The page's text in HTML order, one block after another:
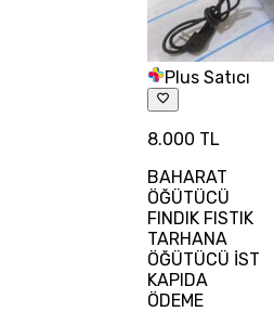
Plus Satıcı
8.000 TL
BAHARAT
ÖĞÜTÜCÜ
FINDIK FISTIK
TARHANA
ÖĞÜTÜCÜ İST
KAPIDA
ÖDEME